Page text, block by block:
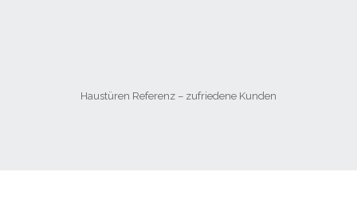
Haustüren Referenz – zufriedene Kunden